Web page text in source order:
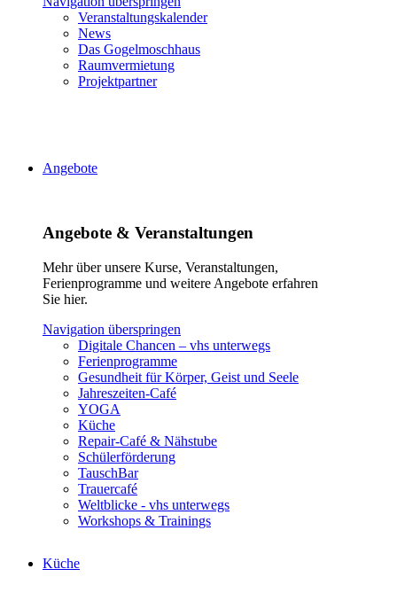
Veranstaltungskalender
News
Das Gogelmoschhaus
Raumvermietung
Projektpartner
Angebote
Angebote & Veranstaltungen
Mehr über unsere Kurse, Veranstaltungen,
Ferienprogramme und weitere Angebote erfahren
Sie hier.
Navigation überspringen
Digitale Chancen – vhs unterwegs
Ferienprogramme
Gesundheit für Körper, Geist und Seele
Jahreszeiten-Café
YOGA
Küche
Repair-Café & Nähstube
Schülerförderung
TauschBar
Trauercafé
Weltblicke - vhs unterwegs
Workshops & Trainings
Küche